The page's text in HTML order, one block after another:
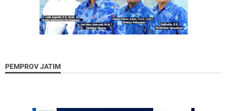
PEMPROV JATIM